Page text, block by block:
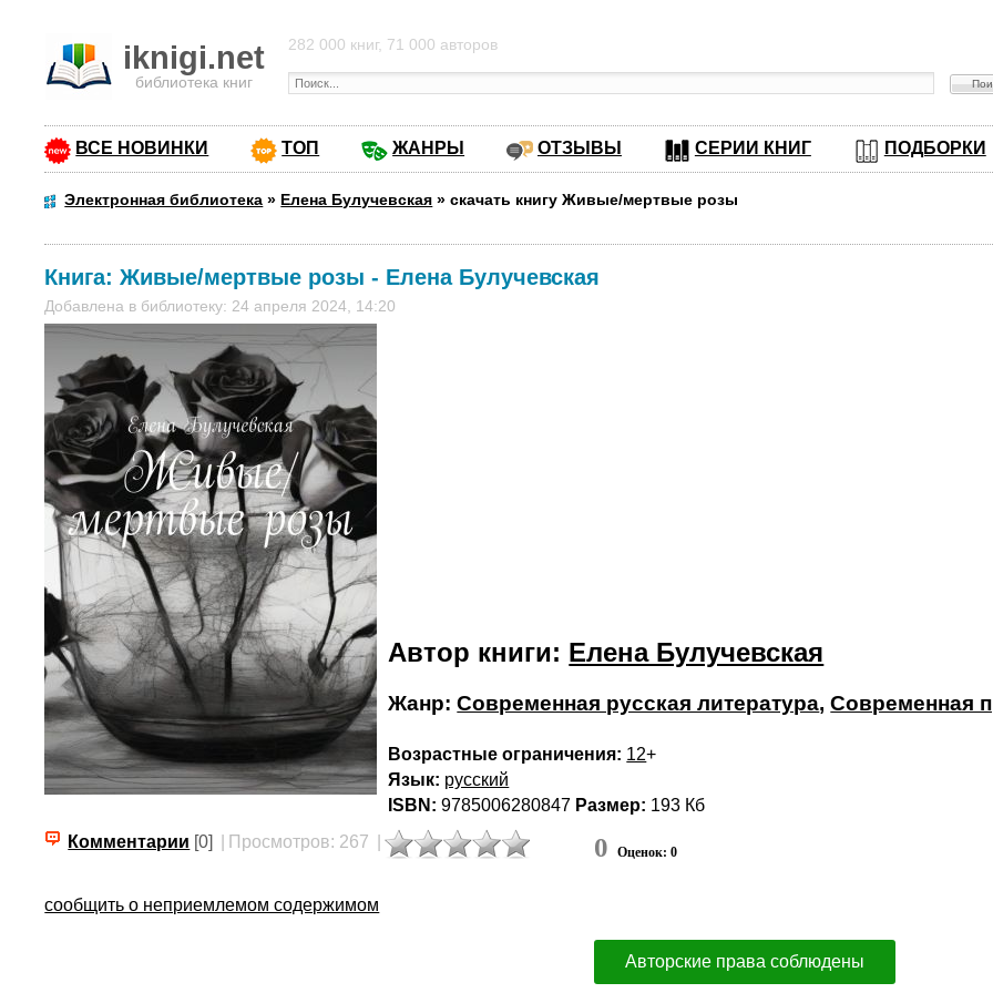
iknigi.net
библиотека книг
282 000 книг, 71 000 авторов
ВСЕ НОВИНКИ ТОП ЖАНРЫ ОТЗЫВЫ СЕРИИ КНИГ ПОДБОРКИ
Электронная библиотека » Елена Булучевская »скачать книгу Живые/мертвые розы
Книга:Живые/мертвые розы - Елена Булучевская
Добавлена в библиотеку: 24 апреля 2024, 14:20
Автор книги: Елена Булучевская
Жанр:Современная русская литература,Современная
Возрастные ограничения: 12+
Язык: русский
ISBN: 9785006280847 Размер: 193 Кб
Комментарии [0] Просмотров: 267 0 Оценок: 0
сообщить о неприемлемом содержимом
Авторские права соблюдены